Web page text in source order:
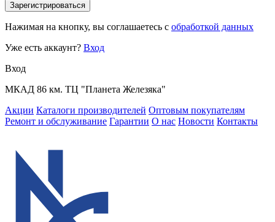
Зарегистрироваться
Нажимая на кнопку, вы соглашаетесь с обработкой данных
Уже есть аккаунт? Вход
Вход
МКАД 86 км. ТЦ "Планета Железяка"
Акции Каталоги производителей Оптовым покупателям
Ремонт и обслуживание Гарантии О нас Новости Контакты